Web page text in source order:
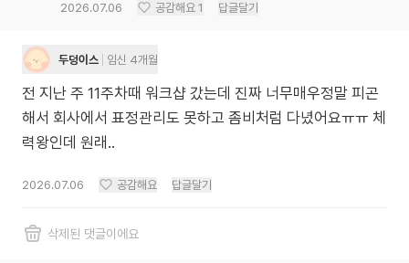
2026.07.06 공감해요 1 답글달기
두덩이스 임신 4개월
전 지난 주 11주차때 워크샵 갔는데 진짜 너무매우정말 피곤
해서 회사에서 표정관리도 못하고 좀비처럼 다녔어요ㅠㅠ 체
력왕인데 원래..
2026.07.06 공감해요 답글달기
삭제된 댓글이에요